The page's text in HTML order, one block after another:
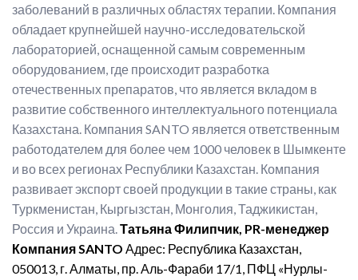
заболеваний в различных областях терапии. Компания
обладает крупнейшей научно-исследовательской
лабораторией, оснащенной самым современным
оборудованием, где происходит разработка
отечественных препаратов, что является вкладом в
развитие собственного интеллектуального потенциала
Казахстана. Компания SANTO является ответственным
работодателем для более чем 1000 человек в Шымкенте
и во всех регионах Республики Казахстан. Компания
развивает экспорт своей продукции в такие страны, как
Туркменистан, Кыргызстан, Монголия, Таджикистан,
Россия и Украина.Татьяна Филипчик, PR-менеджер
КомпанияSANTO Адрес: Республика Казахстан,
050013, г. Алматы, пр. Аль-Фараби 17/1, ПФЦ «Нурлы-